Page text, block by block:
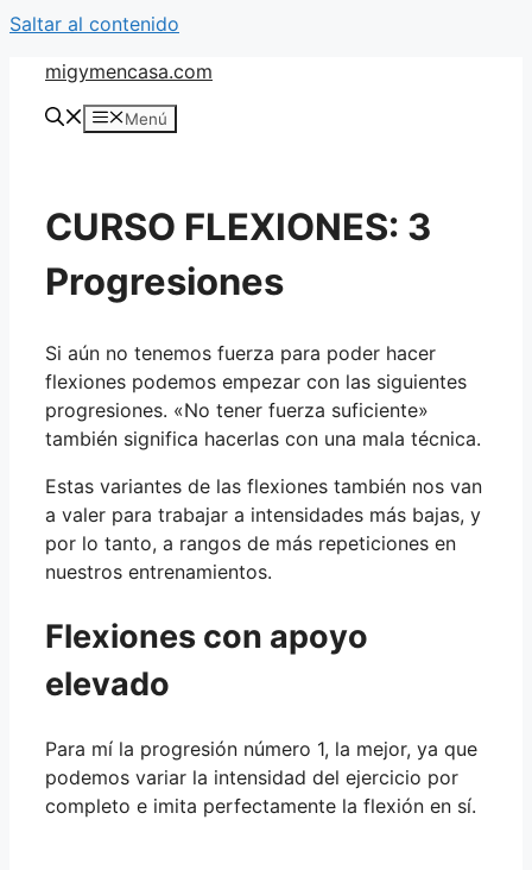
Saltar al contenido
migymencasa.com
Menú
CURSO FLEXIONES: 3
Progresiones
Si aún no tenemos fuerza para poder hacer
flexiones podemos empezar con las siguientes
progresiones. «No tener fuerza suficiente»
también significa hacerlas con una mala técnica.
Estas variantes de las flexiones también nos van
a valer para trabajar a intensidades más bajas, y
por lo tanto, a rangos de más repeticiones en
nuestros entrenamientos.
Flexiones con apoyo
elevado
Para mí la progresión número 1, la mejor, ya que
podemos variar la intensidad del ejercicio por
completo e imita perfectamente la flexión en sí.